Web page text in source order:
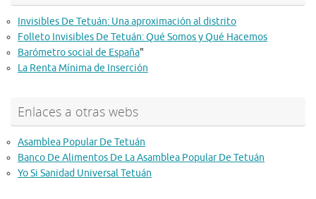
Invisibles De Tetuán: Una aproximación al distrito
Folleto Invisibles De Tetuán: Qué Somos y Qué Hacemos
Barómetro social de España"
La Renta Mínima de Inserción
Enlaces a otras webs
Asamblea Popular De Tetuán
Banco De Alimentos De La Asamblea Popular De Tetuán
Yo Si Sanidad Universal Tetuán